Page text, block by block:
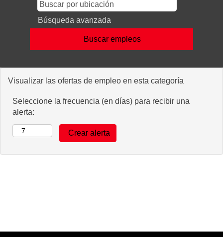
Búsqueda avanzada
Visualizar las ofertas de empleo en esta categoría
Seleccione la frecuencia (en días) para recibir una
alerta: